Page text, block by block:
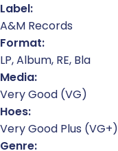
Label:
A&M Records
Format:
LP, Album, RE, Bla
Media:
Very Good (VG)
Hoes:
Very Good Plus (VG+)
Genre: